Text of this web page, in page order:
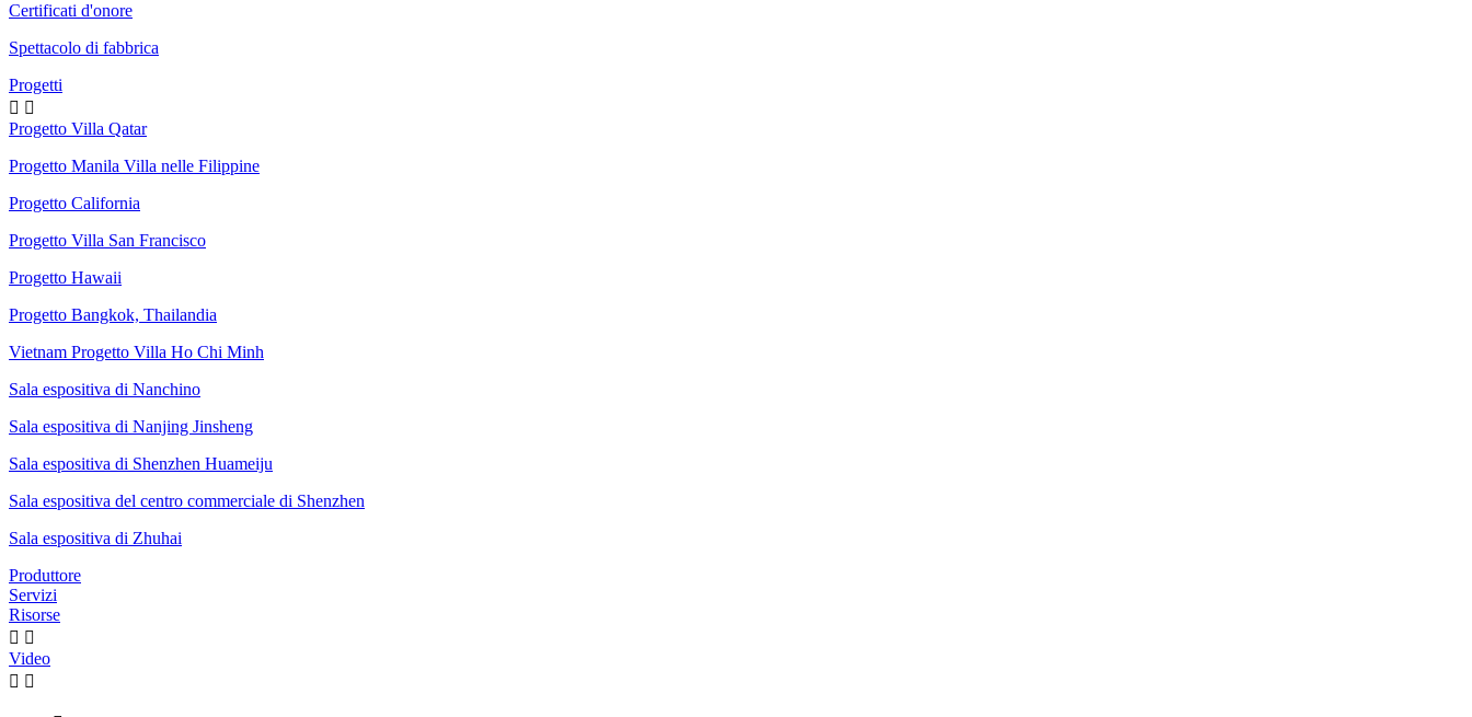
Certificati d'onore
Spettacolo di fabbrica
Progetti
 
Progetto Villa Qatar
Progetto Manila Villa nelle Filippine
Progetto California
Progetto Villa San Francisco
Progetto Hawaii
Progetto Bangkok, Thailandia
Vietnam Progetto Villa Ho Chi Minh
Sala espositiva di Nanchino
Sala espositiva di Nanjing Jinsheng
Sala espositiva di Shenzhen Huameiju
Sala espositiva del centro commerciale di Shenzhen
Sala espositiva di Zhuhai
Produttore
Servizi
Risorse
 
Video
 